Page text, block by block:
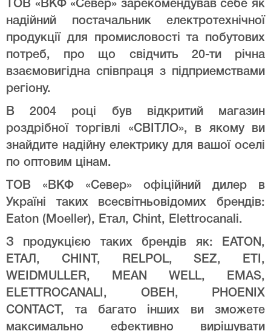
ТОВ «ВКФ «Север» зарекомендував себе як
надійний постачальник електротехнічної
продукції для промисловості та побутових
потреб, про що свідчить 20-ти річна
взаємовигідна співпраця з підприемствами
регіону.
В 2004 році був відкритий магазин
роздрібної торгівлі «СВІТЛО», в якому ви
знайдите надійну електрику для вашої оселі
по оптовим цінам.
ТОВ «ВКФ «Север» офіційний дилер в
Україні таких всесвітньовідомих брендів:
Eaton (Moeller), Етал, Chint, Elettrocanali.
З продукцією таких брендів як: EATON,
ЕТАЛ, CHINT, RELPOL, SEZ, ETI,
WEIDMULLER, MEAN WELL, EMAS,
ELETTROCANALI, ОВЕН, PHOENIX
CONTACT, та багато інших ви зможете
максимально ефективно вирішувати